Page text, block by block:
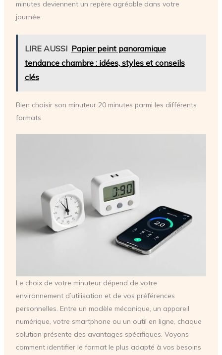
minutes deviennent un repère agréable dans votre
journée.
LIRE AUSSI Papier peint panoramique
tendance chambre : idées, styles et conseils
clés
Bien choisir son minuteur 20 minutes parmi les différents
formats
Le choix de votre minuteur dépend de votre
environnement d’utilisation et de vos préférences
personnelles. Entre un modèle mécanique, un appareil
numérique, votre smartphone ou un outil en ligne, chaque
solution présente des avantages spécifiques. Voyons
comment identifier le format le plus adapté à vos besoins